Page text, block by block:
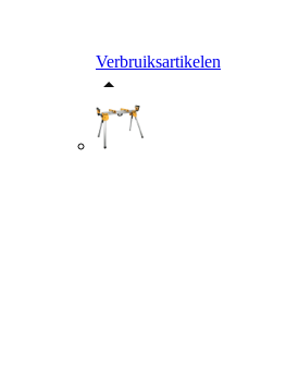
Verbruiksartikelen